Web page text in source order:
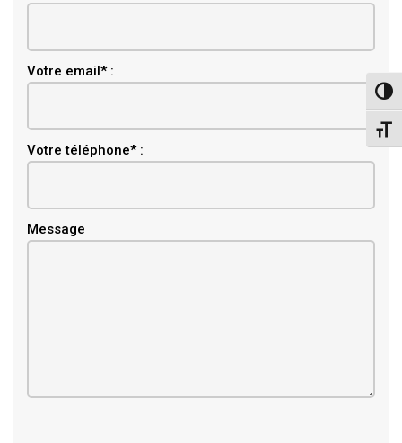
Votre email* :
Votre téléphone* :
Message